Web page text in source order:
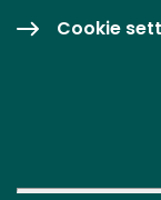
Cookie